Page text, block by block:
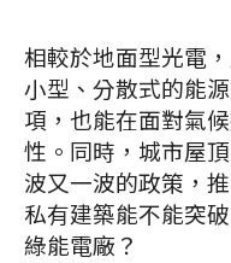
相較於地面型光電
小型、分散式的能
項，也能在面對氣
性。同時，城市屋
波又一波的政策，
私有建築能不能突
綠能電廠？